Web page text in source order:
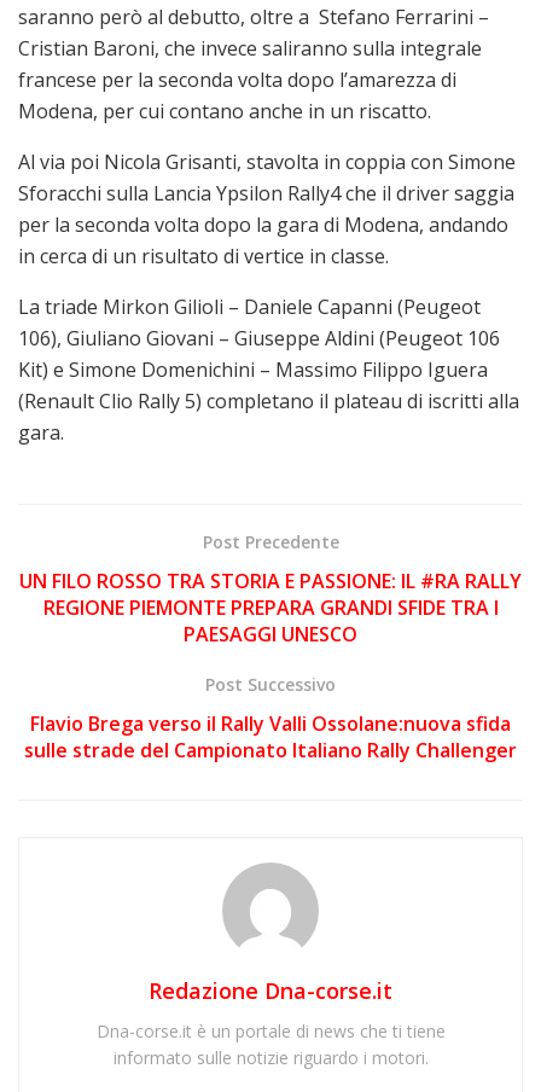
saranno però al debutto, oltre a Stefano Ferrarini –
Cristian Baroni, che invece saliranno sulla integrale
francese per la seconda volta dopo l’amarezza di
Modena, per cui contano anche in un riscatto.
Al via poi Nicola Grisanti, stavolta in coppia con Simone
Sforacchi sulla Lancia Ypsilon Rally4 che il driver saggia
per la seconda volta dopo la gara di Modena, andando
in cerca di un risultato di vertice in classe.
La triade Mirkon Gilioli – Daniele Capanni (Peugeot
106), Giuliano Giovani – Giuseppe Aldini (Peugeot 106
Kit) e Simone Domenichini – Massimo Filippo Iguera
(Renault Clio Rally 5) completano il plateau di iscritti alla
gara.
Post Precedente
UN FILO ROSSO TRA STORIA E PASSIONE: IL #RA RALLY
REGIONE PIEMONTE PREPARA GRANDI SFIDE TRA I
PAESAGGI UNESCO
Post Successivo
Flavio Brega verso il Rally Valli Ossolane:nuova sfida
sulle strade del Campionato Italiano Rally Challenger
Redazione Dna-corse.it
Dna-corse.it è un portale di news che ti tiene
informato sulle notizie riguardo i motori.